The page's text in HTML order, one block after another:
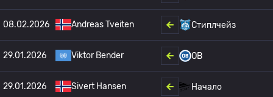
08.02.2026 Andreas Tveiten Стиплчейз
29.01.2026 Viktor Bender OB
29.01.2026 Sivert Hansen Начало